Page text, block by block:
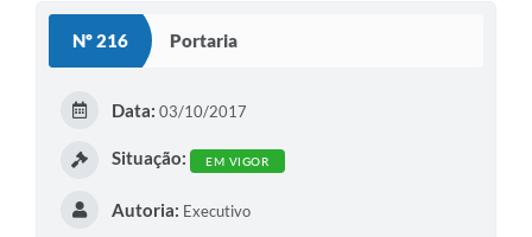
Nº 216 Portaria
Data: 03/10/2017
Situação: EM VIGOR
Autoria: Executivo